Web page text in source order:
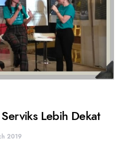
Lebih Dekat
2019